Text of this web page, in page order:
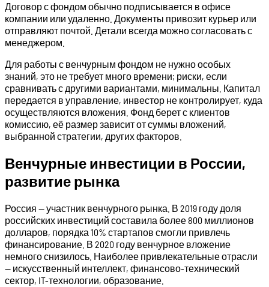
Договор с фондом обычно подписывается в офисе
компании или удаленно. Документы привозит курьер или
отправляют почтой. Детали всегда можно согласовать с
менеджером.
Для работы с венчурным фондом не нужно особых
знаний, это не требует много времени; риски, если
сравнивать с другими вариантами, минимальны. Капитал
передается в управление, инвестор не контролирует, куда
осуществляются вложения. Фонд берет с клиентов
комиссию, её размер зависит от суммы вложений,
выбранной стратегии, других факторов.
Венчурные инвестиции в России,
развитие рынка
Россия — участник венчурного рынка. В 2019 году доля
российских инвестиций составила более 800 миллионов
долларов, порядка 10% стартапов смогли привлечь
финансирование. В 2020 году венчурное вложение
немного снизилось. Наиболее привлекательные отрасли
— искусственный интеллект, финансово-технический
сектор, IT-технологии, образование.